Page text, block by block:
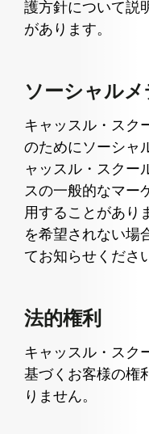
護方針について説
があります。
ソーシャル
キャッスル・スク
のためにソーシャ
ャッスル・スクー
スの一般的なマー
用することがあり
を希望されない場
てお知らせくださ
法的権利
キャッスル・スク
基づくお客様の権
りません。